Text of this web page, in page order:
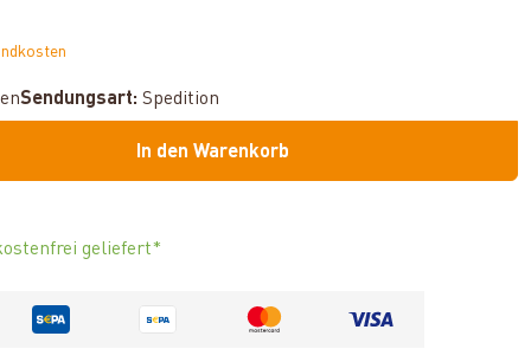
Sendungsart: Spedition
In den Warenkorb
geliefert*